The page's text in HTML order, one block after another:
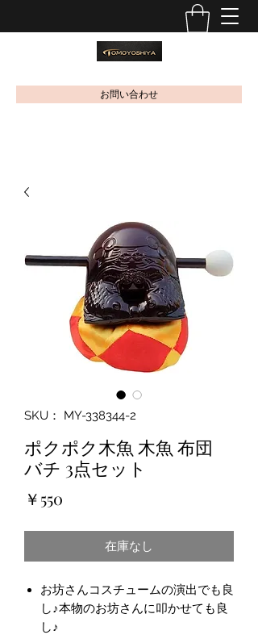
お問い合わせ
SKU： MY-338344-2
ポクポク木魚 木魚 布団
バチ 3点セット
￥550
在庫なし
お坊さんコスチュームの演出でも良
し♪本物のお坊さんに叩かせても良
し♪